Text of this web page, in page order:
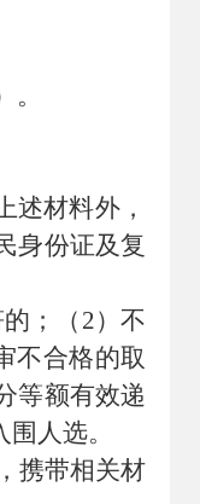
。
述材料外，
身份证及复
； （ 2）不
不合格的取
等额有效递
人选。
，携带相关材